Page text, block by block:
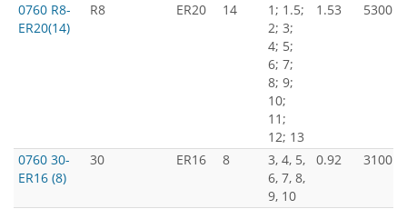
0760 R8-
ER20(14)
R8 ER20 14
1; 1.5;
2; 3;
4; 5;
6; 7;
8; 9;
10;
11;
12; 13
1.53 5300
0760 30-
ER16 (8)
30 ER16 8
3, 4, 5,
6, 7, 8,
9, 10
0.92 3100